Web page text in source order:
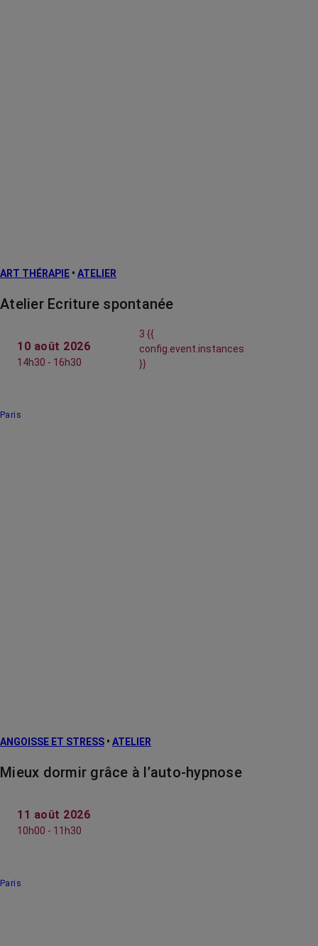
ART THÉRAPIE • ATELIER
Atelier Ecriture spontanée
10 août 2026
14h30 - 16h30
3 {{
config.event.instances
}}
Paris
ANGOISSE ET STRESS • ATELIER
Mieux dormir grâce à l’auto-hypnose
11 août 2026
10h00 - 11h30
Paris